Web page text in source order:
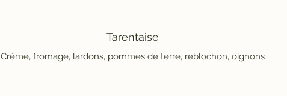
Tarentaise
Crème, fromage, lardons, pommes de terre, reblochon, oignons